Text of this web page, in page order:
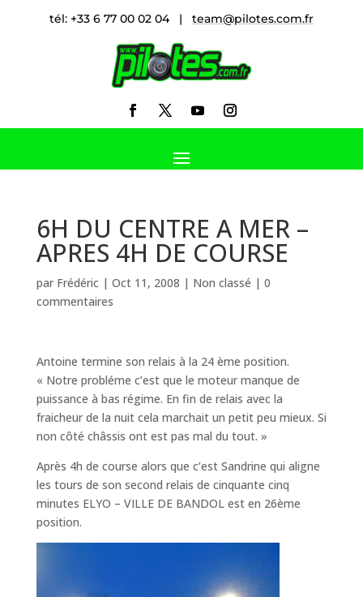
tél: +33 6 77 00 02 04 | team@pilotes.com.fr
6H DU CENTRE A MER –
APRES 4H DE COURSE
par Frédéric| Oct 11, 2008 | Non classé | 0
commentaires
Antoine termine son relais à la 24 ème position.
« Notre probléme c’est que le moteur manque de
puissance à bas régime. En fin de relais avec la
fraicheur de la nuit cela marchait un petit peu mieux. Si
non côté châssis ont est pas mal du tout. »
Après 4h de course alors que c’est Sandrine qui aligne
les tours de son second relais de cinquante cinq
minutes ELYO – VILLE DE BANDOL est en 26ème
position.